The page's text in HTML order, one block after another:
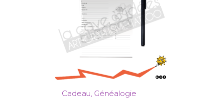
Cadeau Généalogie